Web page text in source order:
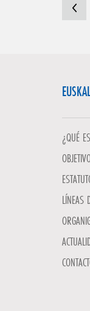
¿QUÉ
LÍNEAS